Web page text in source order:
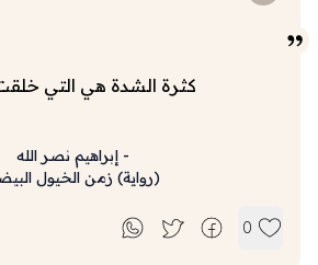
كثرة الشدة هي التي خلقت
-إبراهيم نصر الله
(رواية) زمن الخيول
0